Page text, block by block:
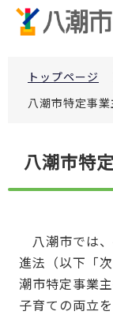
トップページ
八潮市特定事
こ
八潮市特
八潮市では
進法（以下「
潮市特定事業
子育ての両立